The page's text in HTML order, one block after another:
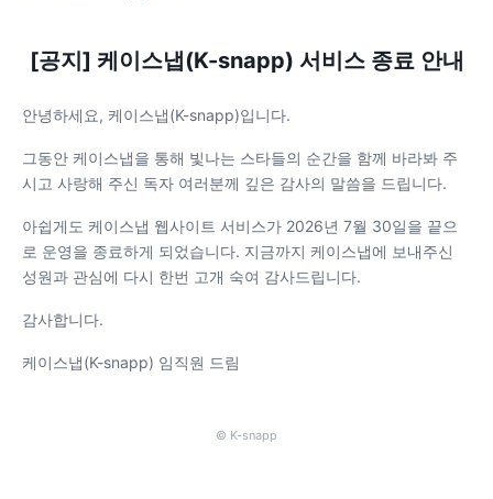
[공지] 케이스냅(K-snapp) 서비스 종료 안내
안녕하세요, 케이스냅(K-snapp)입니다.
그동안 케이스냅을 통해 빛나는 스타들의 순간을 함께 바라봐 주
시고 사랑해 주신 독자 여러분께 깊은 감사의 말씀을 드립니다.
아쉽게도 케이스냅 웹사이트 서비스가 2026년 7월 30일을 끝으
로 운영을 종료하게 되었습니다. 지금까지 케이스냅에 보내주신
성원과 관심에 다시 한번 고개 숙여 감사드립니다.
감사합니다.
케이스냅(K-snapp) 임직원 드림
© K-snapp